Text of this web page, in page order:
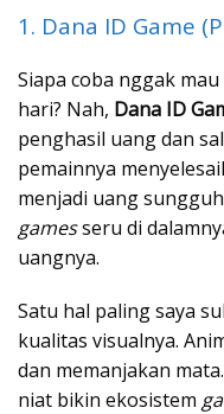
1. Dana ID Game
Siapa coba nggak
hari? Nah, Dana ID
penghasil uang dan
pemainnya
menjadi uang
gamesseru di
uangnya.
Satu hal paling saya
kualitas visualnya.
dan memanjakan
niat bikin ekosistem